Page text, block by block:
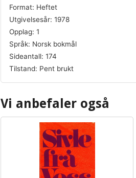
Format: Heftet
Utgivelsesår: 1978
Opplag: 1
Språk: Norsk bokmål
Sideantall: 174
Tilstand: Pent brukt
Vi anbefaler også